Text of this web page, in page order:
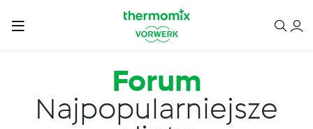
Forum
Najpopularniejsze